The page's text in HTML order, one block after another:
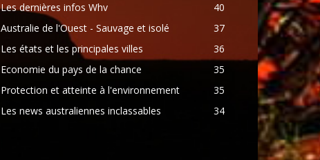
Les dernières infos Whv
40
Australie de l'Ouest - Sauvage et isolé
37
Les états et les principales villes
36
Economie du pays de la chance
35
Protection et atteinte à l'environnement
35
Les news australiennes inclassables
34